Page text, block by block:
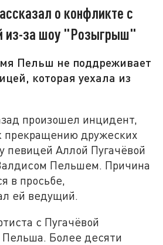
о конфликте с
из-за шоу "Розыгрыш"
Пельш не поддреживает
которая уехала из
произошел инцидент,
прекращению дружеских
певицей Аллой Пугачёвой
Пельшем. Причина
в просьбе,
ей ведущий.
с Пугачёвой
Пельша. Более десяти